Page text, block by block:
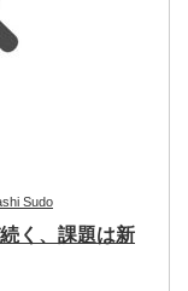
Sudo
く、課題は新